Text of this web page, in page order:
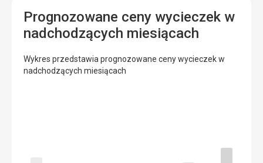
Prognozowane ceny wycieczek w
nadchodzących miesiącach
Wykres przedstawia prognozowane ceny wycieczek w
nadchodzących miesiącach